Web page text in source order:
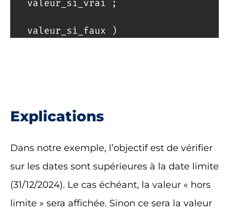
   valeur_si_faux )
Explications
Dans notre exemple, l’objectif est de vérifier
sur les dates sont supérieures à la date limite
(31/12/2024). Le cas échéant, la valeur « hors
limite » sera affichée. Sinon ce sera la valeur